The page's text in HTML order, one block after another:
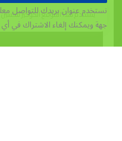
يستخدم هذا الموقع الكوكيز
نستخدم عنوان بريدك للتواصل
جهةويمكنك إلغاء الاشتراك في